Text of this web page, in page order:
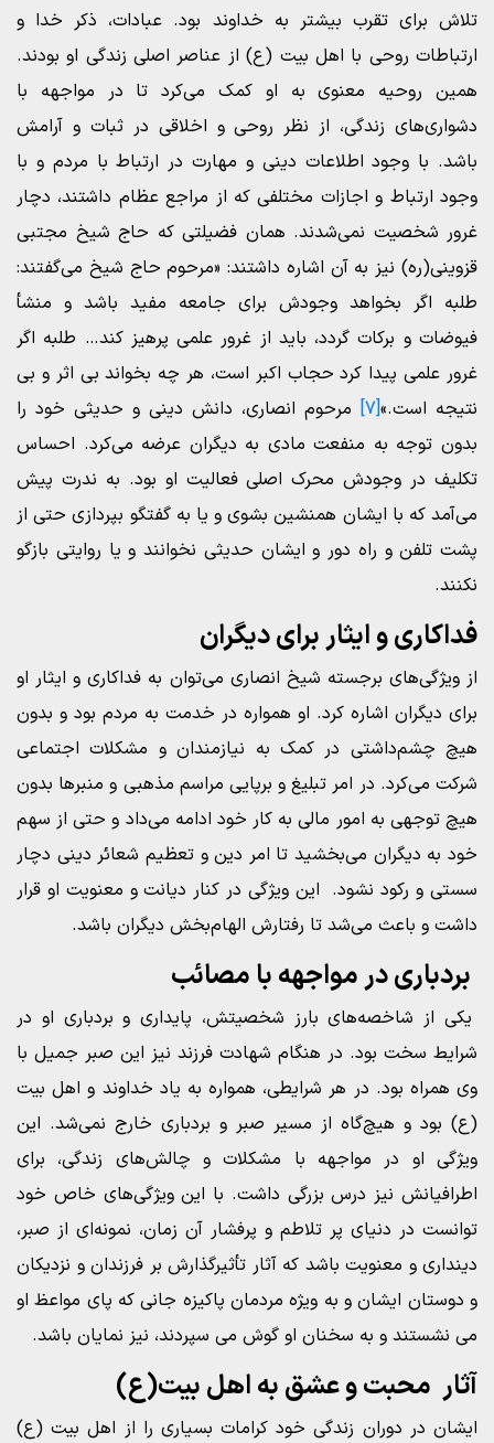
تلاش برای تقرب بیشتر به خداوند بود. عبادات، ذکر خدا و
ارتباطات روحی با اهل بیت (ع) از عناصر اصلی زندگی او بودند.
همین روحیه معنوی به او کمک می‌کرد تا در مواجهه با
دشواری‌های زندگی، از نظر روحی و اخلاقی در ثبات و آرامش
باشد. با وجود اطلاعات دینی و مهارت در ارتباط با مردم و با
وجود ارتباط و اجازات مختلفی که از مراجع عظام داشتند، دچار
غرور شخصیت نمی‌شدند. همان فضیلتی که حاج شیخ مجتبی
قزوینی(ره) نیز به آن اشاره داشتند: «مرحوم حاج شیخ می‌گفتند:
طلبه اگر بخواهد وجودش برای جامعه مفید باشد و منشأ
فیوضات و برکات گردد، باید از غرور علمی پرهیز کند… طلبه اگر
غرور علمی پیدا کرد حجاب اکبر است، هر چه بخواند بی اثر و بی
نتیجه است.»[7]
مرحوم انصاری، دانش دینی و حدیثی خود را
بدون توجه به منفعت مادی به دیگران عرضه می‌کرد. احساس
تکلیف در وجودش محرک اصلی فعالیت او بود. به ندرت پیش
می‌آمد که با ایشان همنشین بشوی و یا به گفتگو بپردازی حتی از
پشت تلفن و راه دور و ایشان حدیثی نخوانند و یا روایتی بازگو
نکنند.
فداکاری و ایثار برای دیگران
از ویژگی‌های برجسته شیخ انصاری می‌توان به فداکاری و ایثار او
برای دیگران اشاره کرد. او همواره در خدمت به مردم بود و بدون
هیچ چشم‌داشتی در کمک به نیازمندان و مشکلات اجتماعی
شرکت می‌کرد. در امر تبلیغ و برپایی مراسم مذهبی و منبرها بدون
هیچ توجهی به امور مالی به کار خود ادامه می‌داد و حتی از سهم
خود به دیگران می‌بخشید تا امر دین و تعظیم شعائر دینی دچار
سستی و رکود نشود. این ویژگی در کنار دیانت و معنویت او قرار
داشت و باعث می‌شد تا رفتارش الهام‌بخش دیگران باشد.
بردباری در مواجهه با مصائب
یکی از شاخصه‌های بارز شخصیتش، پایداری و بردباری او در
شرایط سخت بود. در هنگام شهادت فرزند نیز این صبر جمیل با
وی همراه بود. در هر شرایطی، همواره به یاد خداوند و اهل بیت
(ع) بود و هیچ‌گاه از مسیر صبر و بردباری خارج نمی‌شد. این
ویژگی او در مواجهه با مشکلات و چالش‌های زندگی، برای
اطرافیانش نیز درس بزرگی داشت. با این ویژگی‌های خاص خود
توانست در دنیای پر تلاطم و پرفشار آن زمان، نمونه‌ای از صبر،
دینداری و معنویت باشد که آثار تأثیرگذارش بر فرزندان و نزدیکان
و دوستان ایشان و به ویژه مردمان پاکیزه جانی که پای مواعظ او
می نشستند و به سخنان او گوش می سپردند، نیز نمایان باشد.
آثار محبت و عشق به اهل بیت(ع)
ایشان در دوران زندگی خود کرامات بسیاری را از اهل بیت (ع)